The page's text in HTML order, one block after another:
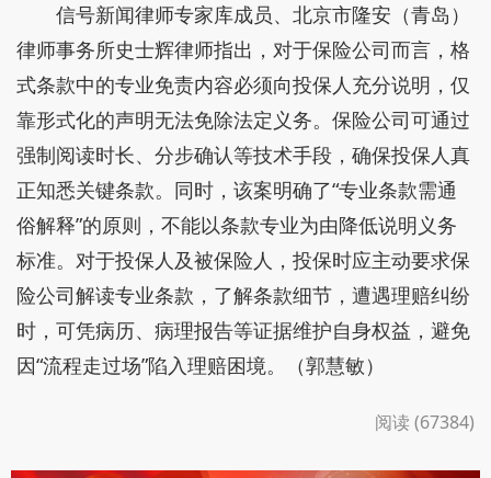
信号新闻律师专家库成员、北京市隆安（青岛）
律师事务所史士辉律师指出，对于保险公司而言，格
式条款中的专业免责内容必须向投保人充分说明，仅
靠形式化的声明无法免除法定义务。保险公司可通过
强制阅读时长、分步确认等技术手段，确保投保人真
正知悉关键条款。同时，该案明确了“专业条款需通
俗解释”的原则，不能以条款专业为由降低说明义务
标准。对于投保人及被保险人，投保时应主动要求保
险公司解读专业条款，了解条款细节，遭遇理赔纠纷
时，可凭病历、病理报告等证据维护自身权益，避免
因“流程走过场”陷入理赔困境。（郭慧敏）
阅读 (67384)